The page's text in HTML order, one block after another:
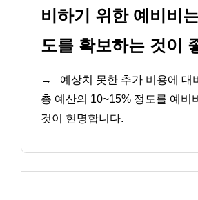
비하기 위한 예비비
도를 확보하는 것이
→
예상치 못한 추가 비용에 대
총 예산의 10~15% 정도를 예비
것이 현명합니다.